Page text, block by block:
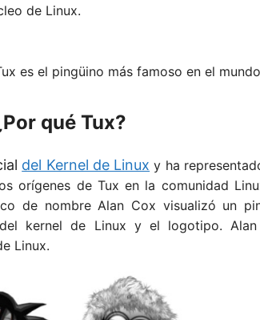
de Linux.
es el pingüino más famoso en el
qué Tux?
del Kernel de Linux y ha
orígenes de Tux en la comunidad
de nombre Alan Cox visualizó un
kernel de Linux y el logotipo.
Linux.